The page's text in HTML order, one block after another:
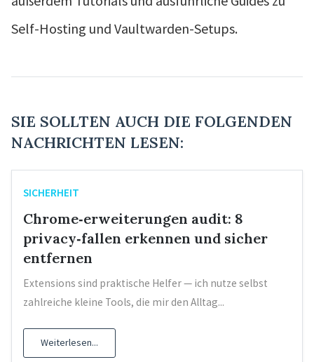
Self-Hosting und Vaultwarden-Setups.
SIE SOLLTEN AUCH DIE FOLGENDEN
NACHRICHTEN LESEN:
SICHERHEIT
Chrome‑erweiterungen audit: 8
privacy‑fallen erkennen und sicher
entfernen
Extensions sind praktische Helfer — ich nutze selbst
zahlreiche kleine Tools, die mir den Alltag...
Weiterlesen...